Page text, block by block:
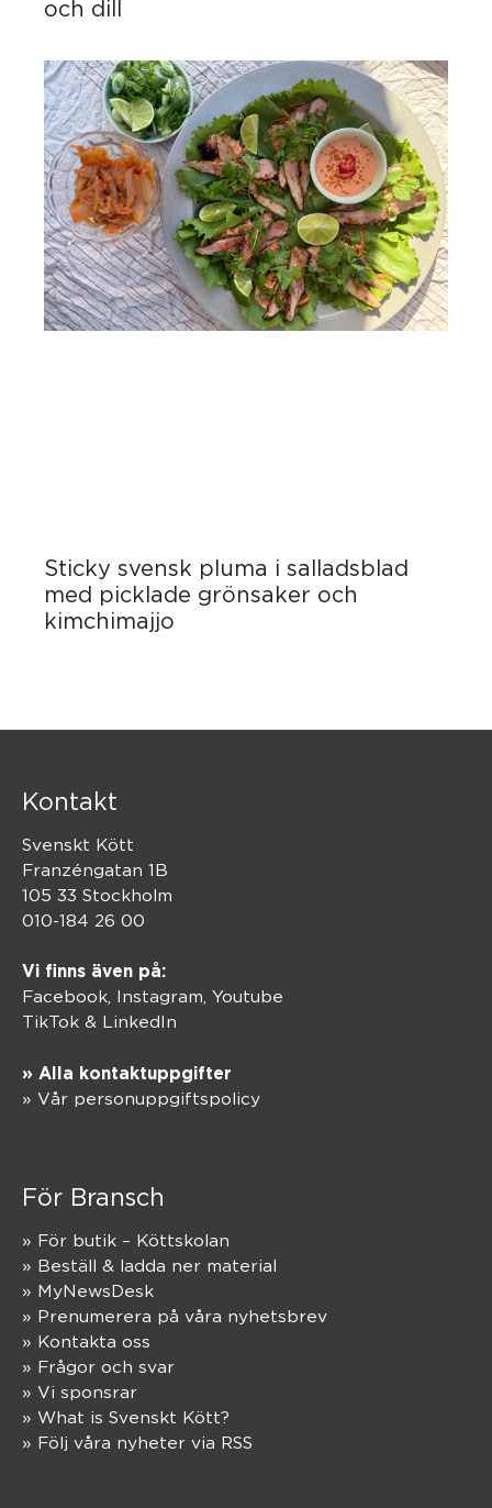
och dill
Sticky svensk pluma i salladsblad
med picklade grönsaker och
kimchimajjo
Kontakt
Svenskt Kött
Franzéngatan 1B
105 33 Stockholm
010-184 26 00
Vi finns även på:
Facebook, Instagram, Youtube
TikTok & LinkedIn
» Alla kontaktuppgifter
» Vår personuppgiftspolicy
För Bransch
» För butik – Köttskolan
» Beställ & ladda ner material
» MyNewsDesk
» Prenumerera på våra nyhetsbrev
» Kontakta oss
» Frågor och svar
» Vi sponsrar
» What is Svenskt Kött?
» Följ våra nyheter via RSS